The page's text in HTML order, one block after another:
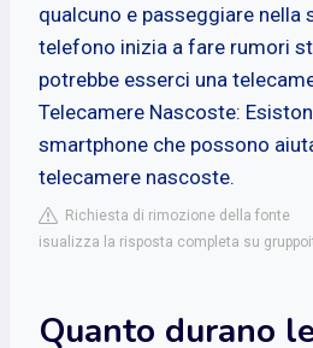
qualcuno e passeggiare nella
telefono inizia a fare rumori
potrebbe esserci una
Telecamere Nascoste:
smartphone che possono
telecamere nascoste.
Richiesta di rimozione della fonte
isualizza la risposta completa su
Quanto durano